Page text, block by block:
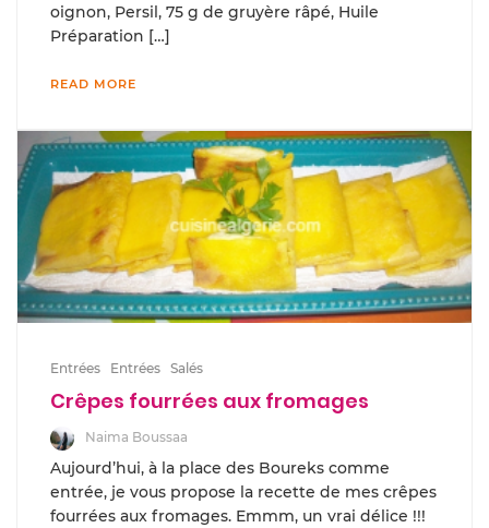
oignon, Persil, 75 g de gruyère râpé, Huile
Préparation […]
READ MORE
Entrées Entrées Salés
Crêpes fourrées aux fromages
Naima Boussaa
Aujourd’hui, à la place des Boureks comme
entrée, je vous propose la recette de mes crêpes
fourrées aux fromages. Emmm, un vrai délice !!!